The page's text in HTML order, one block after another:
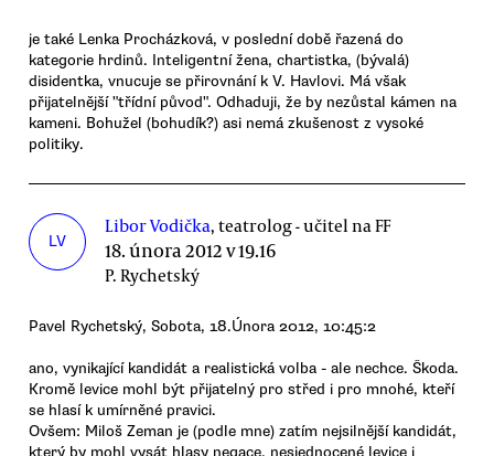
je také Lenka Procházková, v poslední době řazená do
kategorie hrdinů. Inteligentní žena, chartistka, (bývalá)
disidentka, vnucuje se přirovnání k V. Havlovi. Má však
přijatelnější "třídní původ". Odhaduji, že by nezůstal kámen na
kameni. Bohužel (bohudík?) asi nemá zkušenost z vysoké
politiky.
LV
Libor Vodička, teatrolog - učitel na FF
18. února 2012 v 19.16
P. Rychetský
Pavel Rychetský, Sobota, 18.Února 2012, 10:45:2
ano, vynikající kandidát a realistická volba - ale nechce. Škoda.
Kromě levice mohl být přijatelný pro střed i pro mnohé, kteří
se hlasí k umírněné pravici.
Ovšem: Miloš Zeman je (podle mne) zatím nejsilnější kandidát,
který by mohl vysát hlasy negace, nesjednocené levice i